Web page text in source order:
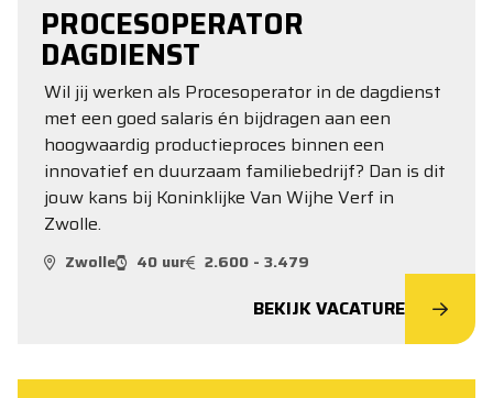
PROCESOPERATOR
DAGDIENST
Wil jij werken als Procesoperator in de dagdienst
met een goed salaris én bijdragen aan een
hoogwaardig productieproces binnen een
innovatief en duurzaam familiebedrijf? Dan is dit
jouw kans bij Koninklijke Van Wijhe Verf in
Zwolle.
Zwolle 40 uur 2.600 - 3.479
BEKIJK VACATURE